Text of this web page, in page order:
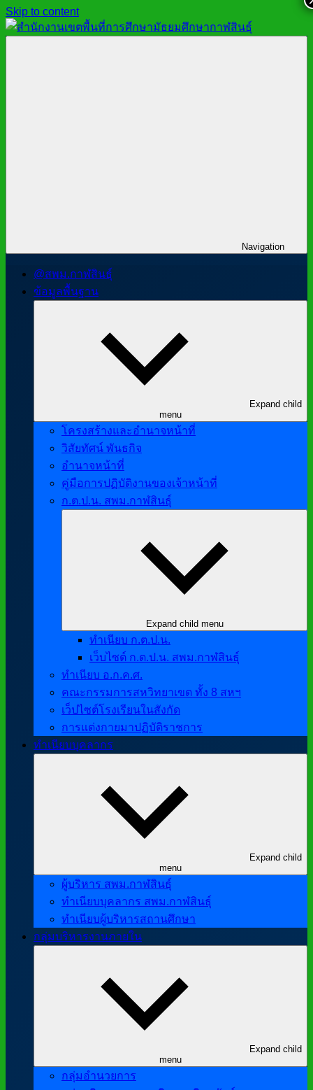
Skip to content
Navigation
@สพม.กาฬสินธุ์
ข้อมูลพื้นฐาน
Expand child
menu
โครงสร้างและอำนาจหน้าที่
วิสัยทัศน์ พันธกิจ
อำนาจหน้าที่
คู่มือการปฏิบัติงานของเจ้าหน้าที่
ก.ต.ป.น. สพม.กาฬสินธุ์
Expand child menu
ทำเนียบ ก.ต.ป.น.
เว็บไซต์ ก.ต.ป.น. สพม.กาฬสินธุ์
ทำเนียบ อ.ก.ค.ศ.
คณะกรรมการสหวิทยาเขต ทั้ง 8 สหฯ
เว็ปไซต์โรงเรียนในสังกัด
การแต่งกายมาปฏิบัติราชการ
ทำเนียบบุคลากร
Expand child
menu
ผู้บริหาร สพม.กาฬสินธุ์
ทำเนียบบุคลากร สพม.กาฬสินธุ์
ทำเนียบผู้บริหารสถานศึกษา
กลุ่มบริหารงานภายใน
Expand child
menu
กลุ่มอำนวยการ